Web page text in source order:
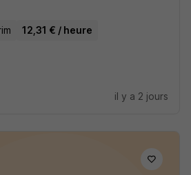
12,31 € / heure
il y a 2 jours